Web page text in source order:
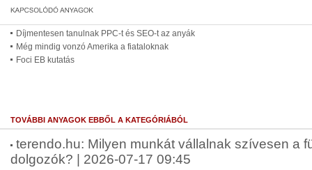
Díjmentesen tanulnak PPC-t és SEO-t az anyák
Még mindig vonzó Amerika a fiataloknak
Foci EB kutatás
TOVÁBBI ANYAGOK EBBŐL A KATEGÓRIÁBÓL
terendo.hu: Milyen munkát vállalnak szívesen a
dolgozók? | 2026-07-17 09:45